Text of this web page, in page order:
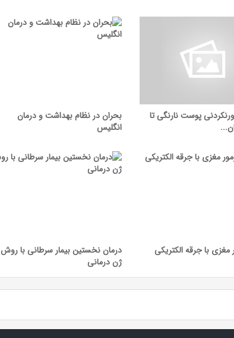
پوست نارنگی تا
بحران در نظام بهداشت و درمان
انگلیس
مغزی با جرقه الکتریکی
درمان نخستین بیمار سرطانی با روش
ژن درمانی